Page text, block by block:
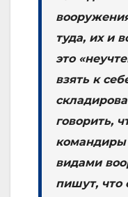
туда, их и
это
взять к
говорить,
командиры
видами
пишут, что